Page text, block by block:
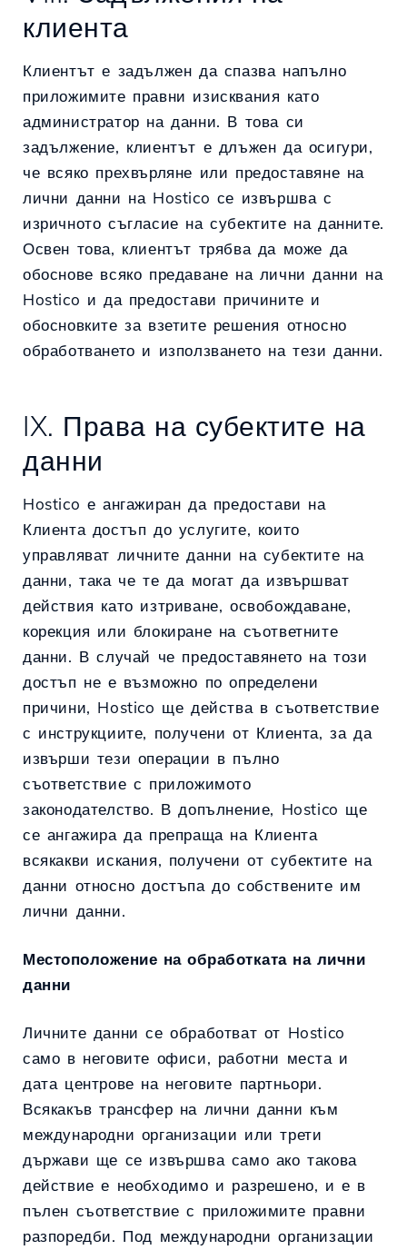
клиента
Клиентът е задължен да спазва напълно
приложимите правни изисквания като
администратор на данни. В това си
задължение, клиентът е длъжен да осигури,
че всяко прехвърляне или предоставяне на
лични данни на Hostico се извършва с
изричното съгласие на субектите на данните.
Освен това, клиентът трябва да може да
обоснове всяко предаване на лични данни на
Hostico и да предостави причините и
обосновките за взетите решения относно
обработването и използването на тези данни.
IX. Права на субектите на
данни
Hostico е ангажиран да предостави на
Клиента достъп до услугите, които
управляват личните данни на субектите на
данни, така че те да могат да извършват
действия като изтриване, освобождаване,
корекция или блокиране на съответните
данни. В случай че предоставянето на този
достъп не е възможно по определени
причини, Hostico ще действа в съответствие
с инструкциите, получени от Клиента, за да
извърши тези операции в пълно
съответствие с приложимото
законодателство. В допълнение, Hostico ще
се ангажира да препраща на Клиента
всякакви искания, получени от субектите на
данни относно достъпа до собствените им
лични данни.
Местоположение на обработката на лични
данни
Личните данни се обработват от Hostico
само в неговите офиси, работни места и
дата центрове на неговите партньори.
Всякакъв трансфер на лични данни към
международни организации или трети
държави ще се извършва само ако такова
действие е необходимо и разрешено, и е в
пълен съответствие с приложимите правни
разпоредби. Под международни организации